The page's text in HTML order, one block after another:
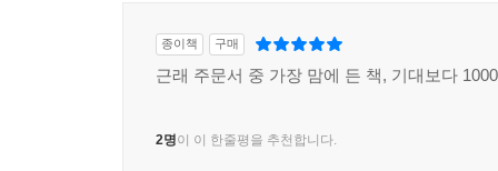
종이책 구매
근래 주문서 중 가장 맘에 든 책, 기대보다
2명이 이 한줄평을 추천합니다.